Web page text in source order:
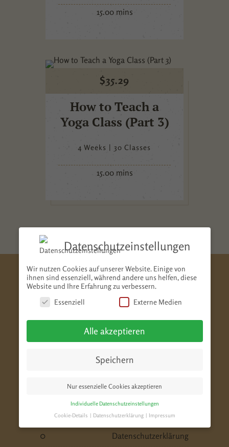
15.00 mins
$35.29
How to Teach a
Yoga Class (Part 3)
4 Weeks 30 Classes
15.00 mins
termine & buchung
datenschutzerklärung
Datenschutzeinstellungen
Wir nutzen Cookies auf unserer Website. Einige von
ihnen sind essenziell, während andere uns helfen, diese
Website und Ihre Erfahrung zu verbessern.
Essenziell
Externe Medien
Alle akzeptieren
Speichern
Nur essenzielle Cookies akzeptieren
Individuelle Datenschutzeinstellungen
Cookie-Details
Datenschutzerklärung Impressum
Datenschutzeinstellungen